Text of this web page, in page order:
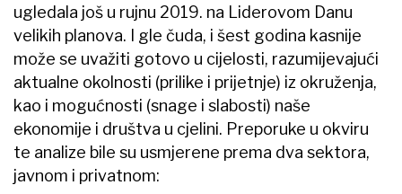
ugledala još u rujnu 2019. na Liderovom Danu
velikih planova. I gle čuda, i šest godina kasnije
može se uvažiti gotovo u cijelosti, razumijevajući
aktualne okolnosti (prilike i prijetnje) iz okruženja,
kao i mogućnosti (snage i slabosti) naše
ekonomije i društva u cjelini. Preporuke u okviru
te analize bile su usmjerene prema dva sektora,
javnom i privatnom: